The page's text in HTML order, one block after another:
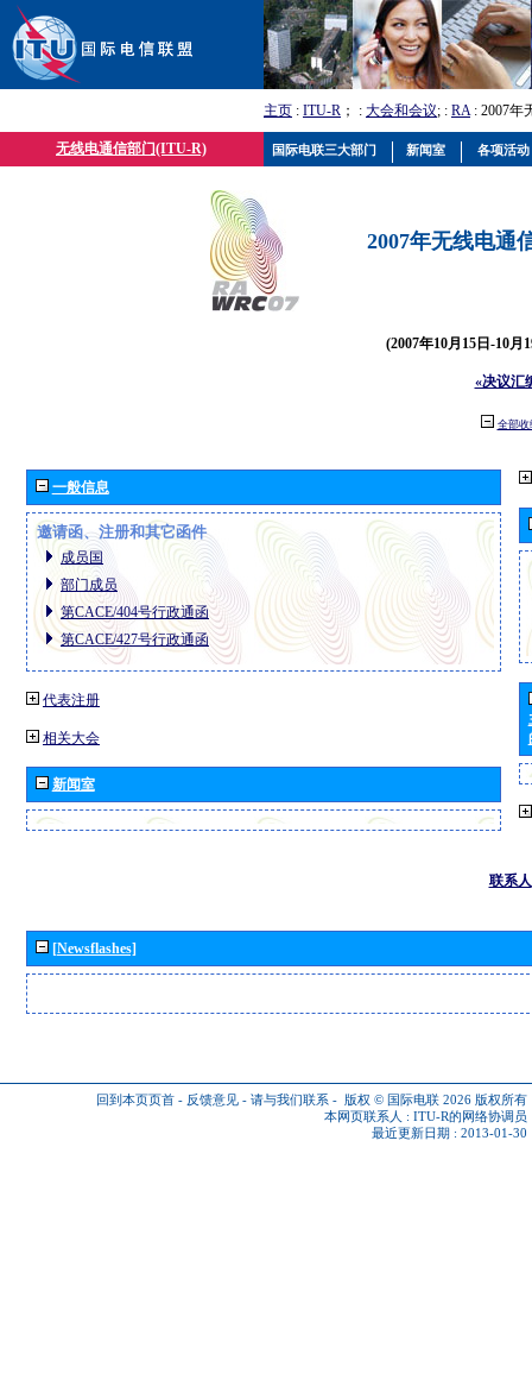
主页 : ITU-R ； : 大会和会议; : RA: 2007年
无线电通信部门(ITU-R)
2007年无线电通
(2007年10月15日-10月
«决议汇
全部收
一般信息
邀请函、注册和其它函件
成员国
部门成员
第CACE/404号行政通函
第CACE/427号行政通函
代表注册
相关大会
新闻室
联系人
[Newsflashes]
回到本页页首 - 反馈意见 - 请与我们联系 - 版权 © 国际电联 2026 版权所有
本网页联系人 : ITU-R的网络协调员
最近更新日期 : 2013-01-30
国际电联三大部门 新闻室 各项活动